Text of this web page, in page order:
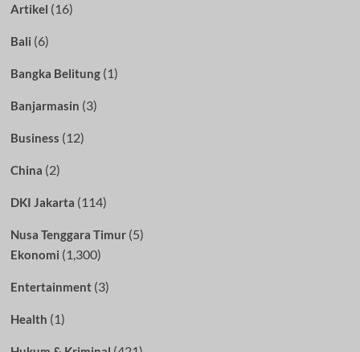
Artikel (16)
Bali (6)
Bangka Belitung(1)
Banjarmasin (3)
Business (12)
China (2)
DKI Jakarta (114)
Nusa Tenggara Timur(5)
Ekonomi (1,300)
Entertainment(3)
Health (1)